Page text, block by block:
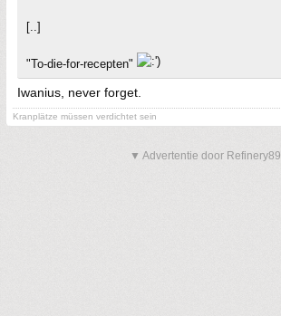
[..]
"To-die-for-recepten"
Iwanius, never forget.
Kranplätze müssen verdichtet sein
▼ Advertentie door Refinery89